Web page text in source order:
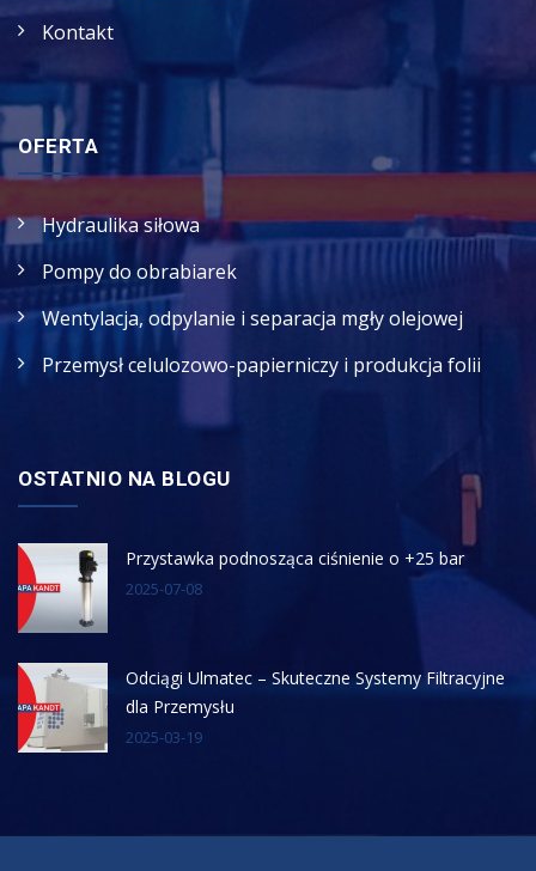
Kontakt
OFERTA
Hydraulika siłowa
Pompy do obrabiarek
Wentylacja, odpylanie i separacja mgły olejowej
Przemysł celulozowo-papierniczy i produkcja folii
OSTATNIO NA BLOGU
Przystawka podnosząca ciśnienie o +25 bar
2025-07-08
Odciągi Ulmatec – Skuteczne Systemy Filtracyjne
dla Przemysłu
2025-03-19